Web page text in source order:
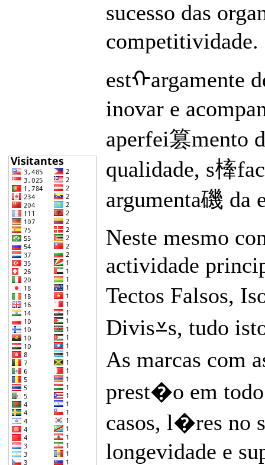
sucesso das
competitividade.
estᠬargamente
inovar e
aperfei篡mento
qualidade, s㯠
argumenta磯 da
Neste mesmo
actividade
Tectos Falsos,
Divis⩡s, tudo
As marcas com
prest�o em
casos, l�res no
longevidade e